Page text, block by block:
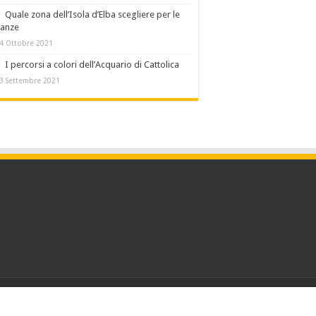
Quale zona dell’Isola d’Elba scegliere per le
Ottobre 2021
I percorsi a colori dell’Acquario di Cattolica
Settembre 2021